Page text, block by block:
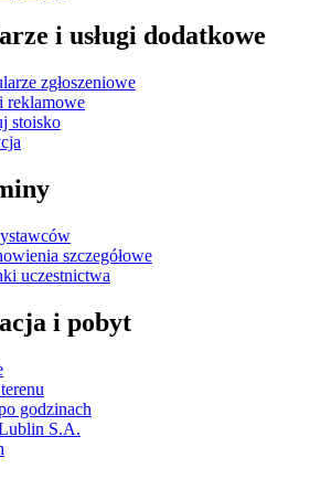
i usługi dodatkowe
zgłoszeniowe
reklamowe
stoisko
szczegółowe
uczestnictwa
i pobyt
godzinach
S.A.